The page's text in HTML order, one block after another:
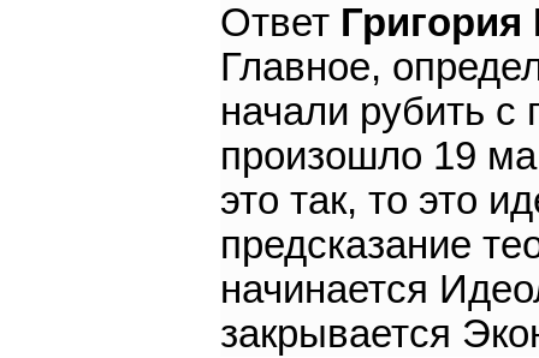
Ответ
Главное,
начали рубить с
произошло 19
это так, то это
предсказание
начинается
закрывается